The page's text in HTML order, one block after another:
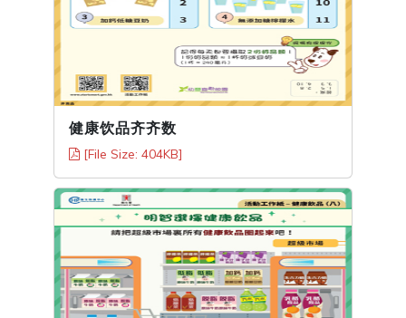
健康饮品齐齐数
[File Size: 404KB]